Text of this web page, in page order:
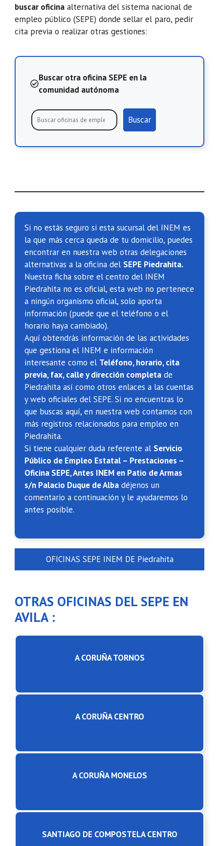
buscar oficina alternativa del sistema nacional de
empleo público (SEPE) donde sellar el paro, pedir
cita previa o realizar otras gestiones:
Buscar otra oficina SEPE en la
comunidad autónoma
Buscar
Si no estás seguro si esta sucursal del INEM es
la que más cerca queda de tu domicilio, puedes
encontrar en nuestra web otras delegaciones
alternativas a la oficina del SEPE Piedrahita.
Nuestra ficha sobre el centro del INEM
Piedrahita no es oficial, esta web no pertenece
a ningún organismo oficial, solo aporta
información (puede que el teléfono o el
horario haya cambiado).
Aquí obtendrás información de las actividades
que gestiona el INEM e información
interesante como el Teléfono, horario, cita
previa, fax, calle y dirección completa de
Piedrahita así como otros enlaces a las cuentas
y web oficiales del SEPE. Si no encuentras lo
que buscas aquí, en nuestra web contamos con
más registros relacionados para empleo en
Piedrahita.
Si tiene cualquier duda referente al Servicio
Público de Empleo Estatal – Prestaciones –
Oficina SEPE, Antes INEM en Patio de Armas
s/n Palacio Duque de Alba déjenos un
comentario a continuación y le ayudaremos lo
antes posible.
OFICINAS SEPE INEM DE Piedrahita
OTRAS OFICINAS DEL SEPE EN
AVILA :
A CORUÑA TORNOS
A CORUÑA CENTRO
A CORUÑA MONELOS
SANTIAGO DE COMPOSTELA CENTRO